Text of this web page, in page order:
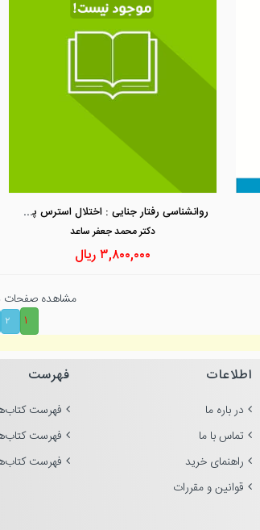
روانشناسی رفتار جنایی : اختلال استرس پس از آسیب و ارتکاب جرم
دكتر محمد جعفر ساعد
۳,۸۰۰,۰۰۰ریال
مشاهده صفحات
۱
۲
اطلاعات
در باره ما
تماس با ما
راهنمای خرید
قوانین و مقررات
فهرست
فهرست
فهرست
فهرست